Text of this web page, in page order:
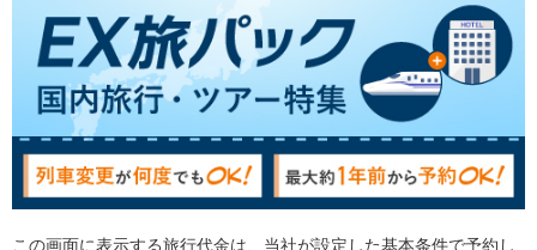
この画面に表示する旅行代金は、当社が設定した基本条件で予約し